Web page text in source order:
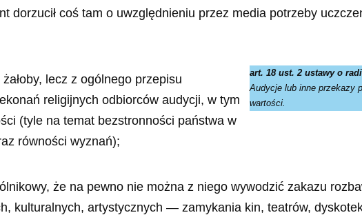
dorzucił coś tam o uwzględnieniu przez media potrzeby
lecz z ogólnego przepisu
religijnych odbiorców audycji, w tym
(tyle na temat bezstronności państwa w
równości wyznań);
art. 18 ust. 2 ustawy o
Audycje lub inne przekazy
wartości.
że na pewno nie można z niego wywodzić zakazu
kulturalnych, artystycznych — zamykania kin, teatrów,